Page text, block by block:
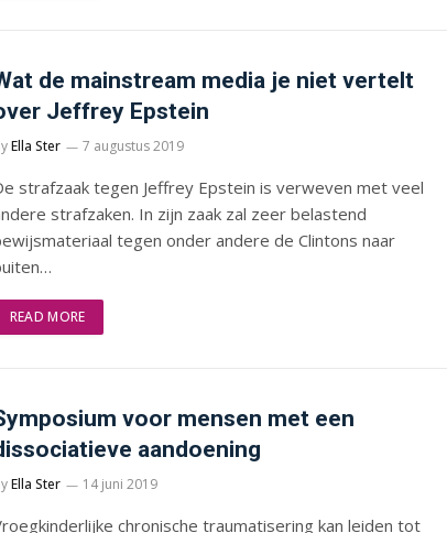
de mainstream media je niet vertelt
Jeffrey Epstein
Ella Ster 7 augustus 2019
strafzaak tegen Jeffrey Epstein is verweven met veel
strafzaken. In zijn zaak zal zeer belastend
tegen onder andere de Clintons naar
READ MORE
voor mensen met een
aandoening
Ella Ster 14 juni 2019
chronische traumatisering kan leiden tot